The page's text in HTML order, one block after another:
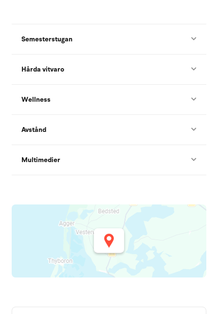
Semesterstugan
Hårda vitvaro
Wellness
Avstånd
Multimedier